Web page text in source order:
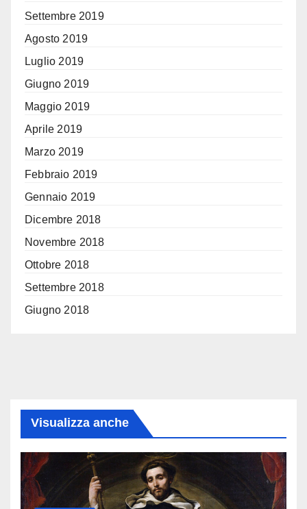
Settembre 2019
Agosto 2019
Luglio 2019
Giugno 2019
Maggio 2019
Aprile 2019
Marzo 2019
Febbraio 2019
Gennaio 2019
Dicembre 2018
Novembre 2018
Ottobre 2018
Settembre 2018
Giugno 2018
Visualizza anche